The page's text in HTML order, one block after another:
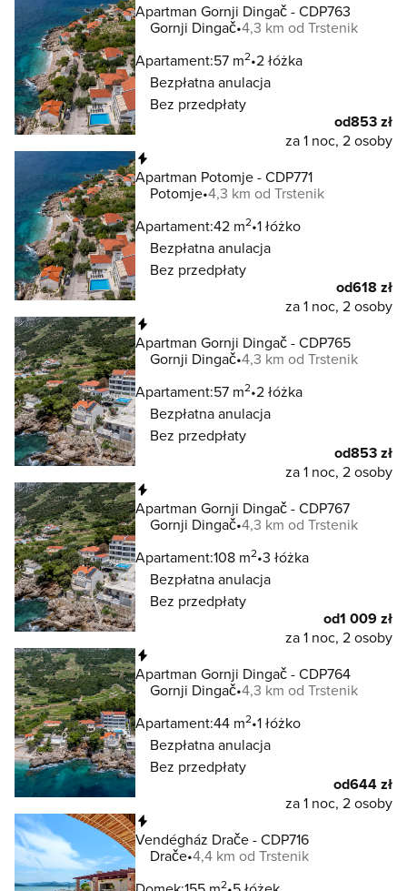
Apartman Gornji Dingač - CDP763
Gornji Dingač 4,3 km od Trstenik
Apartament:57 m2 2 łóżka
Bezpłatna anulacja
Bez przedpłaty
od853 zł
za 1 noc, 2 osoby
Apartman Potomje - CDP771
Potomje 4,3 km od Trstenik
Apartament:42 m2 1 łóżko
Bezpłatna anulacja
Bez przedpłaty
od618 zł
za 1 noc, 2 osoby
Apartman Gornji Dingač - CDP765
Gornji Dingač 4,3 km od Trstenik
Apartament:57 m2 2 łóżka
Bezpłatna anulacja
Bez przedpłaty
od853 zł
za 1 noc, 2 osoby
Apartman Gornji Dingač - CDP767
Gornji Dingač 4,3 km od Trstenik
Apartament:108 m2 3 łóżka
Bezpłatna anulacja
Bez przedpłaty
od1 009 zł
za 1 noc, 2 osoby
Apartman Gornji Dingač - CDP764
Gornji Dingač 4,3 km od Trstenik
Apartament:44 m2 1 łóżko
Bezpłatna anulacja
Bez przedpłaty
od644 zł
za 1 noc, 2 osoby
Vendégház Drače - CDP716
Drače 4,4 km od Trstenik
2